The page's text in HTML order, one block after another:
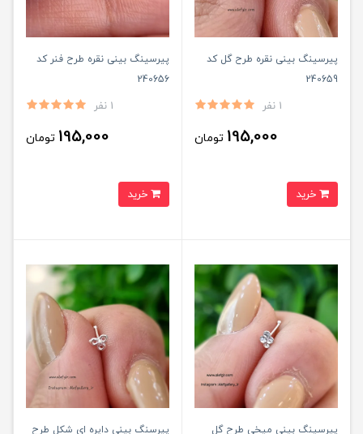
پیرسینگ بینی نقره طرح گل کد
240659
1 نفر
195,000 تومان
پیرسینگ بینی نقره طرح فنر کد
240656
1 نفر
195,000 تومان
پیرسینگ بینی میخی طرح گل
پیرسنگ بینی دایره ای شکل طرح